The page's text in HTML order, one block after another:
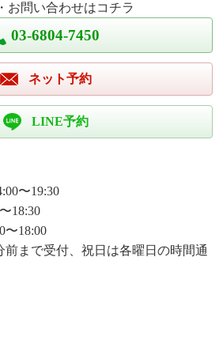
お問い合わせはコチラ
03-6804-7450
ネット予約
LINE予約
〜19:30
18:30
〜18:00
前まで受付、祝日は各曜日の時間通